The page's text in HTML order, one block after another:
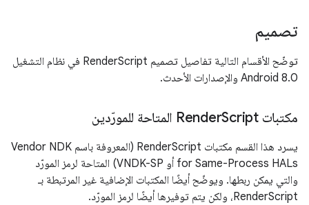
تصميم
توضّح الأقسام التالية تفاصيل تصميم RenderScript في نظام التشغيل
Android 8.0 والإصدارات الأحدث.
مكتبات RenderScript المتاحة للمورّدين
يسرد هذا القسم مكتبات RenderScript (المعروفة باسم Vendor NDK
for Same-Process HALs أو VNDK-SP) المتاحة لرمز المورّد
والتي يمكن ربطها. ويوضّح أيضًا المكتبات الإضافية غير المرتبطة بـ
RenderScript، ولكن يتم توفيرها أيضًا لرمز المورّد.